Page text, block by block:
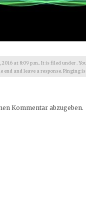
at 8:09 p.m.. It is filed under .
end and leave a response. Pinging
Kommentar abzugeben.